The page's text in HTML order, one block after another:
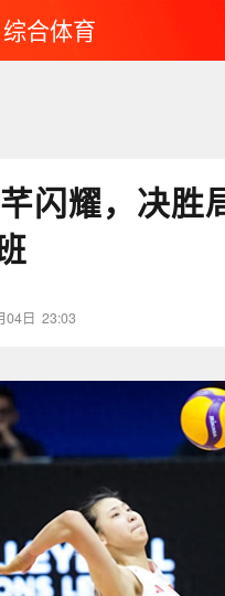
综合体育
闪耀，决胜
04日 23:03